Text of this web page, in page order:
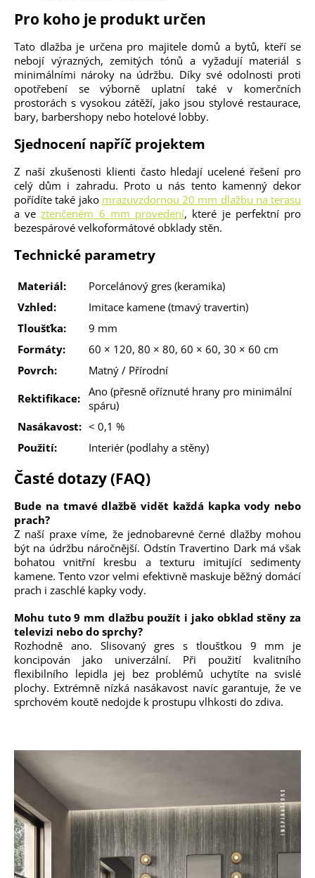
Pro koho je produkt určen
Tato dlažba je určena pro majitele domů a bytů, kteří se
nebojí výrazných, zemitých tónů a vyžadují materiál s
minimálními nároky na údržbu. Díky své odolnosti proti
opotřebení se výborně uplatní také v komerčních
prostorách s vysokou zátěží, jako jsou stylové restaurace,
bary, barbershopy nebo hotelové lobby.
Sjednocení napříč projektem
Z naší zkušenosti klienti často hledají ucelené řešení pro
celý dům i zahradu. Proto u nás tento kamenný dekor
pořídíte také jako mrazuvzdornou 20 mm dlažbu na terasu
a veztenčeném 6 mm provedení, které je perfektní pro
bezespárové velkoformátové obklady stěn.
Technické parametry
Materiál:
Porcelánový gres (keramika)
Vzhled:
Imitace kamene (tmavý travertin)
Tloušťka:
9 mm
Formáty:
60 × 120, 80 × 80, 60 × 60, 30 × 60 cm
Povrch:
Matný / Přírodní
Rektifikace: Ano (přesně oříznuté hrany pro minimální
spáru)
Nasákavost: < 0,1 %
Použití:
Interiér (podlahy a stěny)
Časté dotazy (FAQ)
Bude na tmavé dlažbě vidět každá kapka vody nebo
prach?
Z naší praxe víme, že jednobarevné černé dlažby mohou
být na údržbu náročnější. Odstín Travertino Dark má však
bohatou vnitřní kresbu a texturu imitující sedimenty
kamene. Tento vzor velmi efektivně maskuje běžný domácí
prach i zaschlé kapky vody.
Mohu tuto 9 mm dlažbu použít i jako obklad stěny za
televizi nebo do sprchy?
Rozhodně ano. Slisovaný gres s tloušťkou 9 mm je
koncipován jako univerzální. Při použití kvalitního
flexibilního lepidla jej bez problémů uchytíte na svislé
plochy. Extrémně nízká nasákavost navíc garantuje, že ve
sprchovém koutě nedojde k prostupu vlhkosti do zdiva.